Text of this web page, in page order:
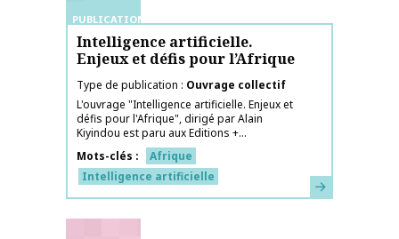
PUBLICATIONS
Intelligence artificielle.
Enjeux et défis pour l’Afrique
Type de publication
Ouvrage collectif
L'ouvrage "Intelligence artificielle. Enjeux et
défis pour l'Afrique", dirigé par Alain
Kiyindou est paru aux Editions +...
Mots-clés
Afrique
Intelligence artificielle
En savoir plus